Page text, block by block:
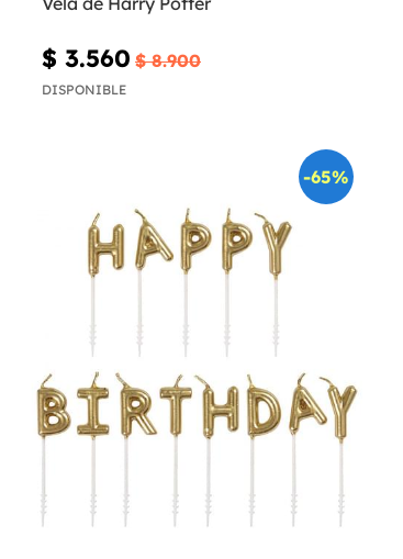
$ 3.560 $ 8.900
DISPONIBLE
-65%